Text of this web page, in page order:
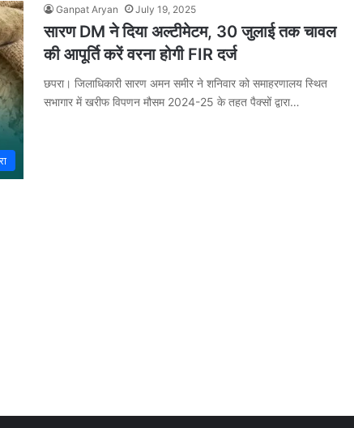
Ganpat Aryan July 19, 2025
सारण DM ने दिया अल्टीमेटम, 30 जुलाई तक चावल
की आपूर्ति करें वरना होगी FIR दर्ज
छपरा। जिलाधिकारी सारण अमन समीर ने शनिवार को समाहरणालय स्थित
सभागार में खरीफ विपणन मौसम 2024-25 के तहत पैक्सों द्वारा…